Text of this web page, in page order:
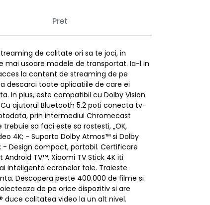
Pret
de calitate ori sa te joci, in
mai usoare modele de transportat. Ia-l in
la content de streaming de pe
descarci toate aplicatiile de care ei
In plus, este compatibil cu Dolby Vision
ajutorul Bluetooth 5.2 poti conecta tv-
prin intermediul Chromecast
sa faci este sa rostesti, „OK,
4K; - Suporta Dolby Atmos™ si Dolby
- Design compact, portabil. Certificare
TV™, Xiaomi TV Stick 4K iti
inteligenta ecranelor tale. Traieste
Descopera peste 400.000 de filme si
de pe orice dispozitiv si are
duce calitatea video la un alt nivel.